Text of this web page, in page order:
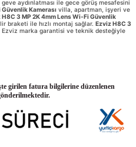
aydınlatması ile gece görüş mesafesini
Kamerası villa, apartman, işyeri ve
H8C 3 MP 2K 4mm Lens Wi-Fi Güvenlik
braketi ile hızlı montaj sağlar. Ezviz H8C 3
Ezviz marka garantisi ve teknik desteğiyle
girilen fatura bilgilerine düzenlenen